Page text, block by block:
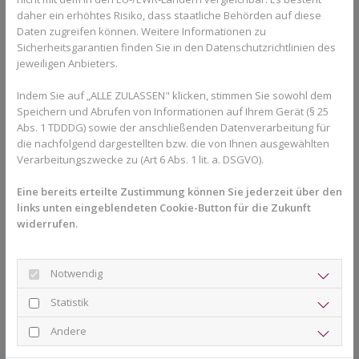
Die klassische feste Zahnspange arbeitet mit Brackets und
Bögen, die direkt auf den Zähnen befestigt werden. Dadurch
können die Zähne besonders präzise bewegt werden. Vor allem
bei komplexeren Fehlstellungen bietet die feste Zahnspange
Ein weiterer Vorteil besteht darin, dass die Behandlung
dauerhaft aktiv ist. Patienten müssen nicht selbst daran denken,
die Zahnspange ausreichend lange zu tragen. Gerade bei
Kindern und Jugendlichen kann das ein wichtiger Faktor sein.
Heute gibt es außerdem moderne Varianten klassischer
Zahnspangen. Neben Metallbrackets stehen auch kleinere oder
unauffälligere Systeme zur Verfügung. In der modernen
individuell angepasste Lösungen, die sowohl funktional als auch
ästhetisch überzeugen.
Weitere Informationen zur Praxisphilosophie und zum
Behandlungskonzept finden Interessierte auf der Seite
Uns.
daher ein erhöhtes Risiko, dass staatliche Behörden auf diese
Daten zugreifen können. Weitere Informationen zu
Sicherheitsgarantien finden Sie in den Datenschutzrichtlinien des
jeweiligen Anbieters.
Indem Sie auf „ALLE ZULASSEN" klicken, stimmen Sie sowohl dem
Speichern und Abrufen von Informationen auf Ihrem Gerät (§ 25
Abs. 1 TDDDG) sowie der anschließenden Datenverarbeitung für
die nachfolgend dargestellten bzw. die von Ihnen ausgewählten
Verarbeitungszwecke zu (Art 6 Abs. 1 lit. a. DSGVO).
Eine bereits erteilte Zustimmung können Sie jederzeit über den
links unten eingeblendeten Cookie-Button für die Zukunft
widerrufen.
Notwendig
Statistik
Andere